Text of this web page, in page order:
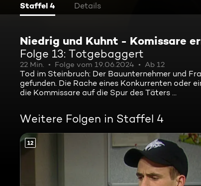
Staffel 4 Details
Niedrig und Kuhnt - Komissare
Folge 13: Totgebaggert
22 Min. Folge vom 19.06.2024 Ab 12
Tod im Steinbruch: Der Bauunternehmer und
gefunden. Die Rache eines Konkurrenten oder
die Kommissare auf die Spur des Täters ...
Weitere Folgen in Staffel 4
12